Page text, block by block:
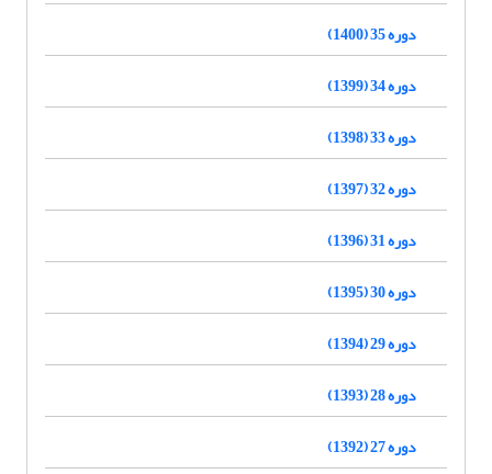
دوره 35 (1400)
دوره 34 (1399)
دوره 33 (1398)
دوره 32 (1397)
دوره 31 (1396)
دوره 30 (1395)
دوره 29 (1394)
دوره 28 (1393)
دوره 27 (1392)